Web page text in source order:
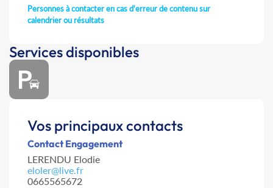
Personnes à contacter en cas d'erreur de contenu sur
calendrier ou résultats
Services disponibles
Vos principaux contacts
Contact Engagement
LERENDU Elodie
eloler@live.fr
0665565672